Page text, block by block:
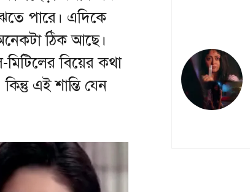
পারে। এদিকে
ঠিক আছে।
বিয়ের কথা
এই শান্তি যেন